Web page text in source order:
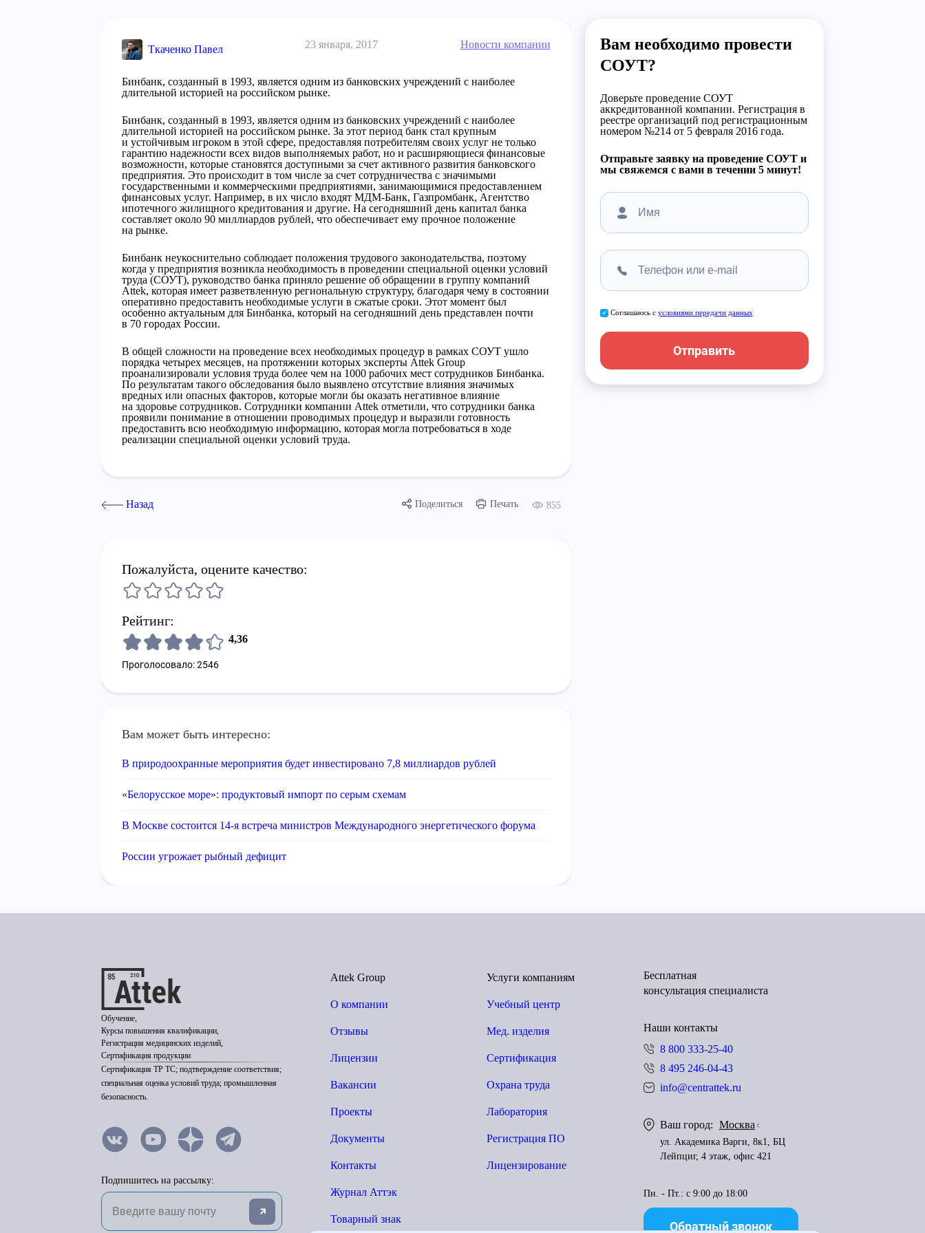
Ткаченко Павел 23 января, 2017 Новости компании
Бинбанк, созданный в 1993, является одним из банковских учреждений с наиболее
длительной историей на российском рынке.
Бинбанк, созданный в 1993, является одним из банковских учреждений с наиболее
длительной историей на российском рынке. За этот период банк стал крупным
и устойчивым игроком в этой сфере, предоставляя потребителям своих услуг не только
гарантию надежности всех видов выполняемых работ, но и расширяющиеся финансовые
возможности, которые становятся доступными за счет активного развития банковского
предприятия. Это происходит в том числе за счет сотрудничества с значимыми
государственными и коммерческими предприятиями, занимающимися предоставлением
финансовых услуг. Например, в их число входят МДМ-Банк, Газпромбанк, Агентство
ипотечного жилищного кредитования и другие. На сегодняшний день капитал банка
составляет около 90 миллиардов рублей, что обеспечивает ему прочное положение
на рынке.
Бинбанк неукоснительно соблюдает положения трудового законодательства, поэтому
когда у предприятия возникла необходимость в проведении специальной оценки условий
труда (СОУТ), руководство банка приняло решение об обращении в группу компаний
Attek, которая имеет разветвленную региональную структуру, благодаря чему в состоянии
оперативно предоставить необходимые услуги в сжатые сроки. Этот момент был
особенно актуальным для Бинбанка, который на сегодняшний день представлен почти
в 70 городах России.
В общей сложности на проведение всех необходимых процедур в рамках СОУТ ушло
порядка четырех месяцев, на протяжении которых эксперты Attek Group
проанализировали условия труда более чем на 1000 рабочих мест сотрудников Бинбанка.
По результатам такого обследования было выявлено отсутствие влияния значимых
вредных или опасных факторов, которые могли бы оказать негативное влияние
на здоровье сотрудников. Сотрудники компании Attek отметили, что сотрудники банка
проявили понимание в отношении проводимых процедур и выразили готовность
предоставить всю необходимую информацию, которая могла потребоваться в ходе
реализации специальной оценки условий труда.
Назад Поделиться Печать 855
Пожалуйста, оцените качество:
Рейтинг:
4,36
Проголосовало: 2546
Вам может быть интересно:
В природоохранные мероприятия будет инвестировано 7,8 миллиардов рублей
«Белорусское море»: продуктовый импорт по серым схемам
В Москве состоится 14-я встреча министров Международного энергетического форума
России угрожает рыбный дефицит
Вам необходимо провести
СОУТ?
Доверьте проведение СОУТ
аккредитованной компании. Регистрация в
реестре организаций под регистрационным
номером №214 от 5 февраля 2016 года.
Отправьте заявку на проведение СОУТ и
мы свяжемся с вами в течении 5 минут!
Соглашаюсь с условиями передачи данных
Отправить
Обучение,
Курсы повышения квалификации,
Регистрация медицинских изделий,
Сертификация продукции
Сертификация ТР ТС; подтверждение соответствия;
специальная оценка условий труда; промышленная
безопасность.
Подпишитесь на рассылку:
Attek Group
О компании
Отзывы
Лицензии
Вакансии
Проекты
Документы
Контакты
Журнал Аттэк
Товарный знак
Услуги компаниям
Учебный центр
Мед. изделия
Сертификация
Охрана труда
Лаборатория
Регистрация ПО
Лицензирование
Бесплатная
консультация специалиста
Наши контакты
8 800 333-25-40
8 495 246-04-43
info@centrattek.ru
Ваш город: Москва
ул. Академика Варги, 8к1, БЦ
Лейпциг, 4 этаж, офис 421
Пн. - Пт.: с 9:00 до 18:00
Обратный звонок